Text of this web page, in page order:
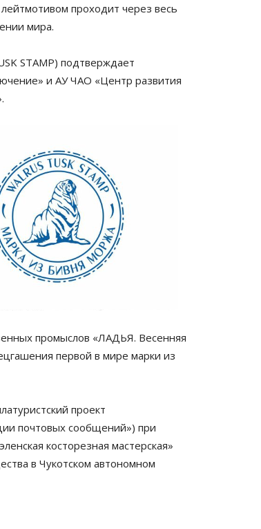
проходит через весь
мира.
STAMP) подтверждает
и АУ ЧАО «Центр развития
промыслов «ЛАДЬЯ. Весенняя
первой в мире марки из
проект
почтовых сообщений») при
косторезная мастерская»
в Чукотском автономном